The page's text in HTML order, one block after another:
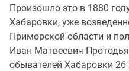
Произошло это в 1880
Хабаровки, уже
Приморской области и
Иван Матвеевич
обывателей Хабаровки 26